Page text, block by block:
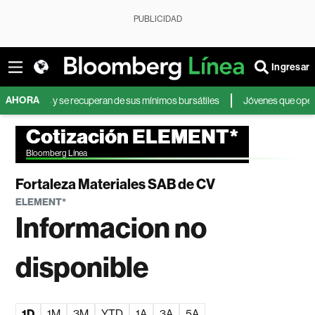
PUBLICIDAD
Ingresar
AHORA
y se recuperan de sus mínimos bursátiles Jóvenes que operan en
Cotización ELEMENT*
Bloomberg Línea
Fortaleza Materiales SAB de CV
ELEMENT*
Informacion no
disponible